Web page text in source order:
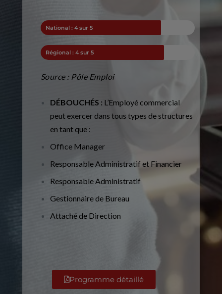
National : 4 sur 5
Régional : 4 sur 5
Source : Pôle Emploi
DÉBOUCHÉS : L’Employé commercial
peut exercer dans tous types de structures
en tant que :
Office Manager
Responsable Administratif et Financier
Responsable Administratif
Gestionnaire de Bureau
Attaché de Direction
Programme détaillé